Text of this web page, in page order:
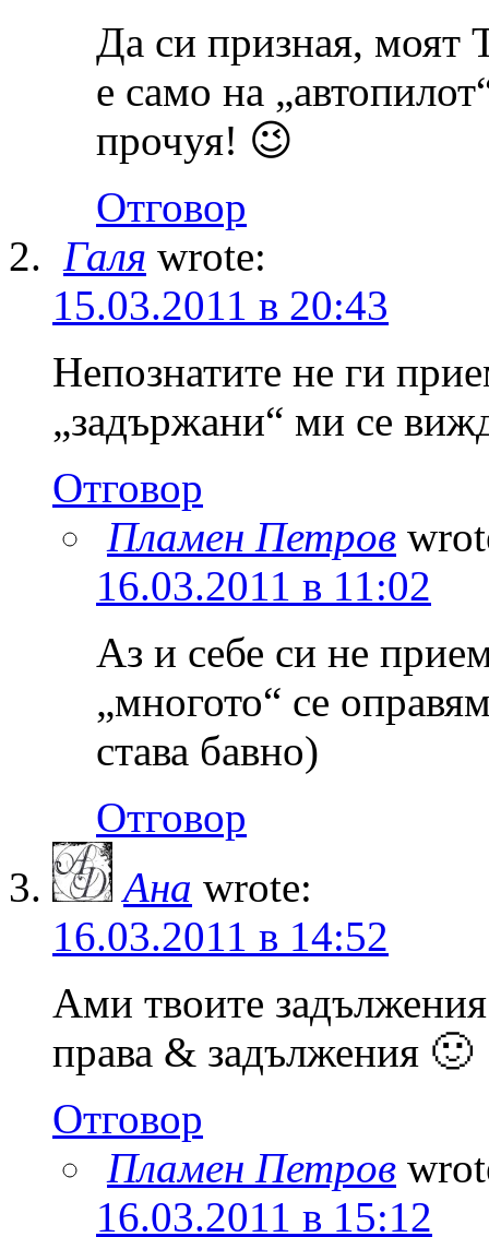
Да си призная, моят
е само на
прочуя! 😉
Отговор
Галя wrote:
15.03.2011 в 20:43
Непознатите не ги
„задържани“ ми се
Отговор
Пламен Петров
16.03.2011 в 11:02
Аз и себе си не
„многото“ се
става бавно)
Отговор
Ана wrote:
16.03.2011 в 14:52
Ами твоите
права & задължения 🙂
Отговор
Пламен Петров
16.03.2011 в 15:12